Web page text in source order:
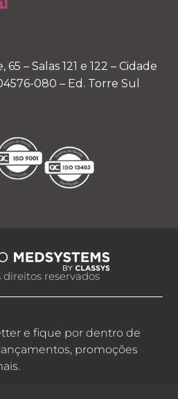
– Salas 121 e 122 – Cidade
080 – Ed. Torre Sul
direitos reservados
e fique por dentro de
promoções